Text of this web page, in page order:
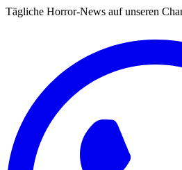
Tägliche Horror-News auf unseren